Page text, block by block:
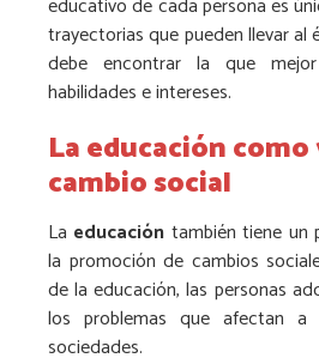
educativo de cada persona es
trayectorias que pueden llevar al
debe encontrar la que
habilidades e intereses.
La educación
cambio social
La educación también tiene un
la promoción de cambios
de la educación, las personas
los problemas que afectan a
sociedades.